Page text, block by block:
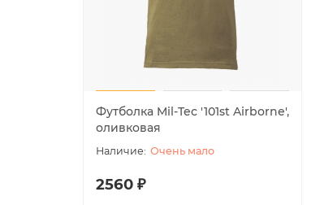
Футболка Mil-Tec ′101st Airborne′,
оливковая
Очень мало
2560 ₽